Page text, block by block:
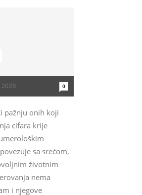
2026 0
pažnju onih koji
cifara krije
sa srećom,
životnim
nema
i njegove